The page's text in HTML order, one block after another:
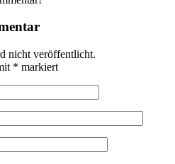
nicht veröffentlicht.
* markiert